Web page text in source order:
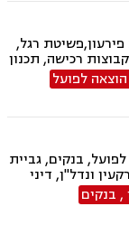
רגל,
רכישה, תכנון
פינוי
נחלות
צווי
ושומרון
הוצאה לפועל
בנקים, גביית
ונדל"ן, דיני
וצוואות, ייפוי
, בנקים